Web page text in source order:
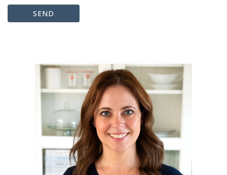
SEND